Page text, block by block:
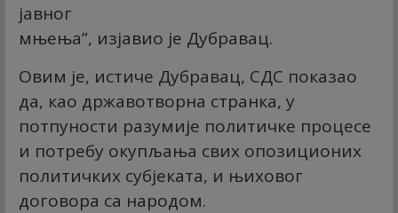
јавног
мњења”, изјавио је Дубравац.
Овим је, истиче Дубравац, СДС показао
да, као државотворна странка, у
потпуности разумије политичке процесе
и потребу окупљања свих опозиционих
политичких субјеката, и њиховог
договора са народом.